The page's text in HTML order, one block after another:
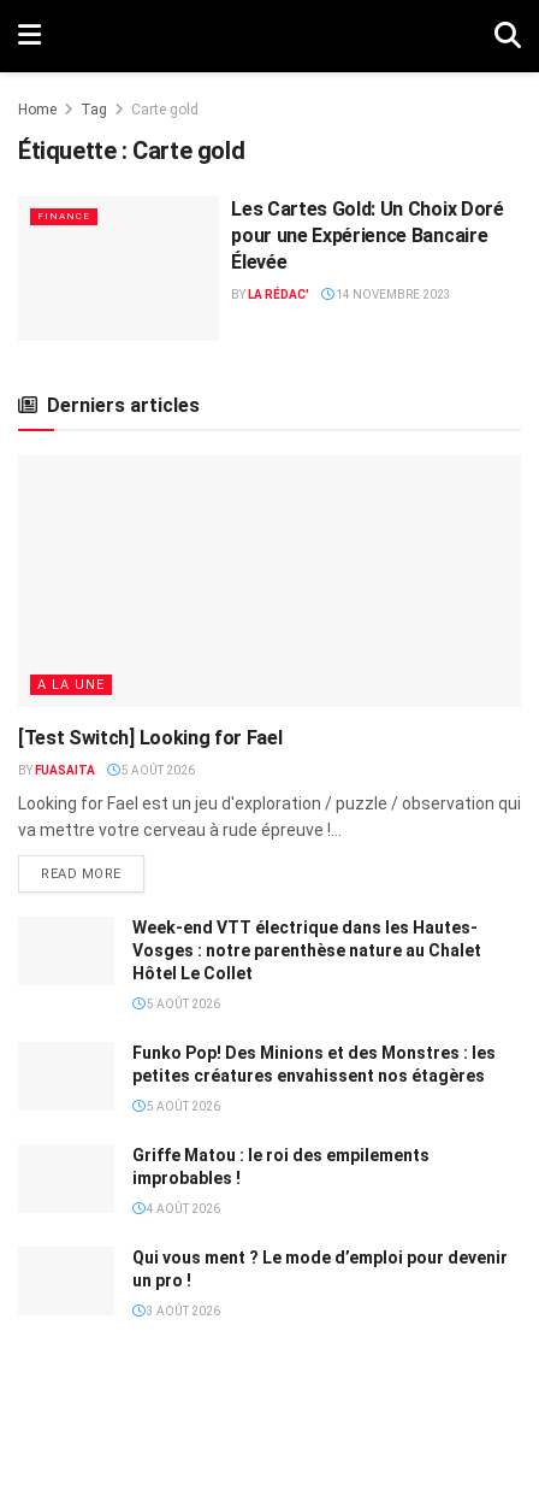
Home Tag Carte gold
Étiquette : Carte gold
FINANCE
Les Cartes Gold: Un Choix Doré
pour une Expérience Bancaire
Élevée
BY LA RÉDAC' 14 NOVEMBRE 2023
Derniers articles
A LA UNE
[Test Switch] Looking for Fael
BY FUASAITA 5 AOÛT 2026
Looking for Fael est un jeu d'exploration / puzzle / observation qui
va mettre votre cerveau à rude épreuve !...
READ MORE
Week-end VTT électrique dans les Hautes-
Vosges : notre parenthèse nature au Chalet
Hôtel Le Collet
5 AOÛT 2026
Funko Pop! Des Minions et des Monstres : les
petites créatures envahissent nos étagères
5 AOÛT 2026
Griffe Matou : le roi des empilements
improbables !
4 AOÛT 2026
Qui vous ment ? Le mode d’emploi pour devenir
un pro !
3 AOÛT 2026